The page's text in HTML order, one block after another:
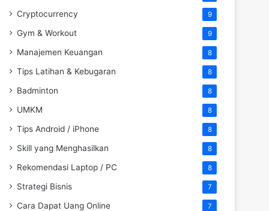
Cryptocurrency 9
Gym & Workout 9
Manajemen Keuangan 8
Tips Latihan & Kebugaran 8
Badminton 8
UMKM 8
Tips Android / iPhone 8
Skill yang Menghasilkan 8
Rekomendasi Laptop / PC 8
Strategi Bisnis 7
Cara Dapat Uang Online 7